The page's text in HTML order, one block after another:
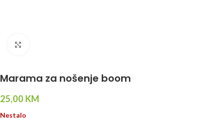
Marama za nošenje boom
25,00 KM
Nestalo